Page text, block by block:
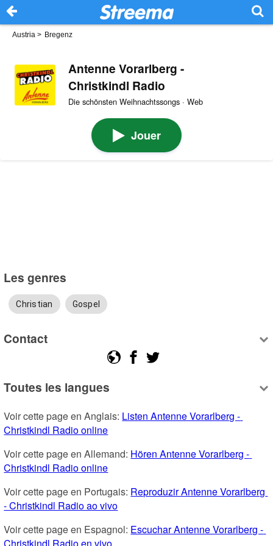
Austria > Bregenz
Antenne Vorarlberg -
Christkindl Radio
Die schönsten Weihnachtssongs · Web
Jouer
Les genres
Christian Gospel
Contact
Toutes les langues
Voir cette page en Anglais: Listen Antenne Vorarlberg -
Christkindl Radio online
Voir cette page en Allemand: Hören Antenne Vorarlberg -
Christkindl Radio online
Voir cette page en Portugais: Reproduzir Antenne Vorarlberg
- Christkindl Radio ao vivo
Voir cette page en Espagnol: Escuchar Antenne Vorarlberg -
Christkindl Radio en vivo